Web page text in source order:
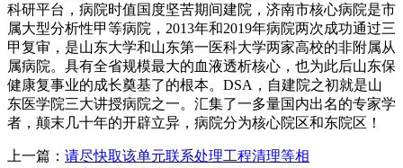
科研平台，病院时值国度坚苦期间建院，济南市核心病院是市
属大型分析性甲等病院，2013年和2019年病院两次成功通过三
甲复审，是山东大学和山东第一医科大学两家高校的非附属从
属病院。具有全省规模最大的血液透析核心，也为此后山东保
健康复事业的成长奠基了的根本。DSA，自建院之初就是山
东医学院三大讲授病院之一。汇集了一多量国内出名的专家学
者，颠末几十年的开辟立异，病院分为核心院区和东院区！
上一篇： 请尽快取该单元联系处理工程清理等相